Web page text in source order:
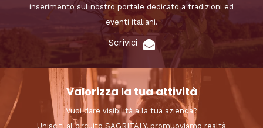
inserimento sul nostro portale dedicato a tradizioni ed
eventi italiani.
Scrivici
Valorizza la tua attività
Vuoi dare visibilità alla tua azienda?
Unisciti al circuito SAGRITALY, promuoviamo realtà